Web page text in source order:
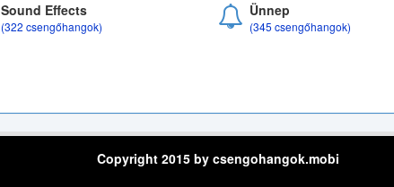
Sound Effects
(322 csengőhangok)
Ünnep
(345 csengőhangok)
Copyright 2015 by csengohangok.mobi